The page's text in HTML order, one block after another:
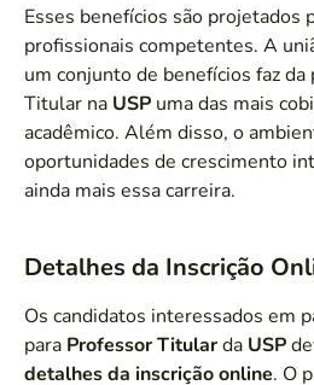
Esses benefícios são projetados
profissionais competentes. A
um conjunto de benefícios faz
Titular na USP uma das mais
acadêmico. Além disso, o
oportunidades de crescimento
ainda mais essa carreira.
Detalhes da Inscrição
Os candidatos interessados em
para Professor Titularda USP
detalhes da inscrição online. O